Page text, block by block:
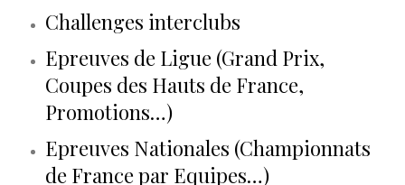
Challenges interclubs
Epreuves de Ligue (Grand Prix,
Coupes des Hauts de France,
Promotions…)
Epreuves Nationales (Championnats
de France par Equipes…)